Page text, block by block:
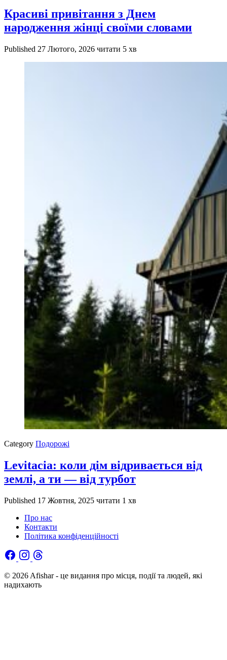
Красиві привітання з Днем
народження жінці своїми словами
Published 27 Лютого, 2026 читати 5 хв
Category Подорожі
Levitacia: коли дім відривається від
землі, а ти — від турбот
Published 17 Жовтня, 2025 читати 1 хв
Про нас
Контакти
Політика конфіденційності
© 2026 Afishar - це видання про місця, події та людей, які
надихають